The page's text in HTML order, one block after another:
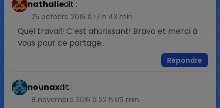
nathaliedit :
25 octobre 2016 à 17 h 43 min
Quel travail! C’est ahurissant! Bravo et merci à
vous pour ce partage…
Répondre
nounaxdit :
8 novembre 2016 à 22 h 09 min